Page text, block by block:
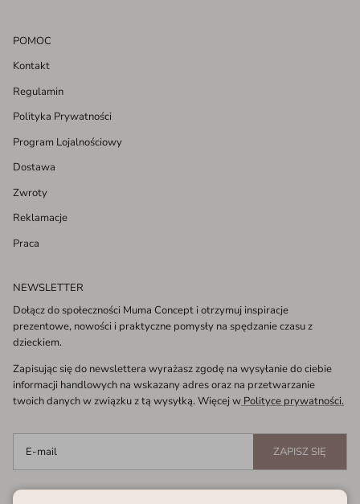
POMOC
Kontakt
Regulamin
Polityka Prywatności
Program Lojalnościowy
Dostawa
Zwroty
Reklamacje
Praca
NEWSLETTER
Dołącz do społeczności Muma Concept i otrzymuj inspiracje
prezentowe, nowości i praktyczne pomysły na spędzanie czasu z
dzieckiem.
Zapisując się do newslettera wyrażasz zgodę na wysyłanie do ciebie
informacji handlowych na wskazany adres oraz na przetwarzanie
twoich danych w związku z tą wysyłką. Więcej w Polityce prywatności.
ZAPISZ SIĘ